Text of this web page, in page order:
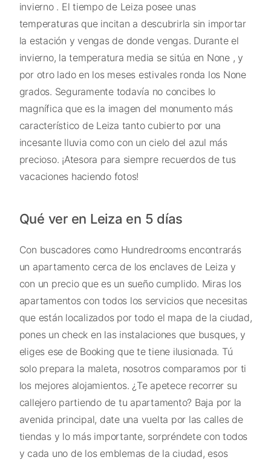
invierno . El tiempo de Leiza posee unas
temperaturas que incitan a descubrirla sin importar
la estación y vengas de donde vengas. Durante el
invierno, la temperatura media se sitúa en None , y
por otro lado en los meses estivales ronda los None
grados. Seguramente todavía no concibes lo
magnífica que es la imagen del monumento más
característico de Leiza tanto cubierto por una
incesante lluvia como con un cielo del azul más
precioso. ¡Atesora para siempre recuerdos de tus
vacaciones haciendo fotos!
Qué ver en Leiza en 5 días
Con buscadores como Hundredrooms encontrarás
un apartamento cerca de los enclaves de Leiza y
con un precio que es un sueño cumplido. Miras los
apartamentos con todos los servicios que necesitas
que están localizados por todo el mapa de la ciudad,
pones un check en las instalaciones que busques, y
eliges ese de Booking que te tiene ilusionada. Tú
solo prepara la maleta, nosotros comparamos por ti
los mejores alojamientos. ¿Te apetece recorrer su
callejero partiendo de tu apartamento? Baja por la
avenida principal, date una vuelta por las calles de
tiendas y lo más importante, sorpréndete con todos
y cada uno de los emblemas de la ciudad, esos